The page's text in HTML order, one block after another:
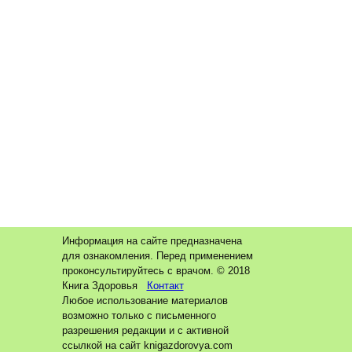
Информация на сайте предназначена
для ознакомления. Перед применением
проконсультируйтесь с врачом. © 2018
Книга Здоровья
Контакт
Любое использование материалов
возможно только с письменного
разрешения редакции и с активной
ссылкой на сайт knigazdorovya.com